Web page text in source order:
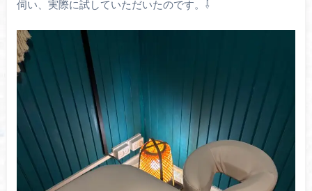
伺い、実際に試していただいたのです。⇩